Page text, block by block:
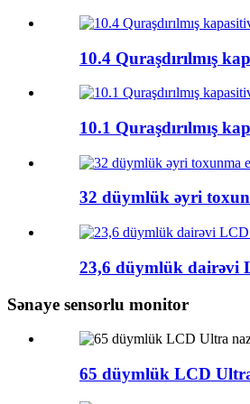
10.4 Quraşdırılmış
10.1 Quraşdırılmış
32 düymlük əyri
23,6 düymlük dairəvi
Sənaye sensorlu monitor
65 düymlük LCD